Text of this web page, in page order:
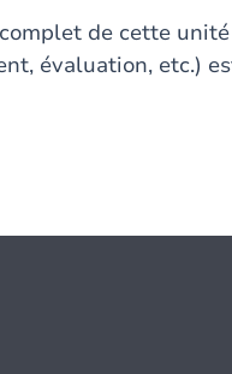
de cette
évaluation, etc.)